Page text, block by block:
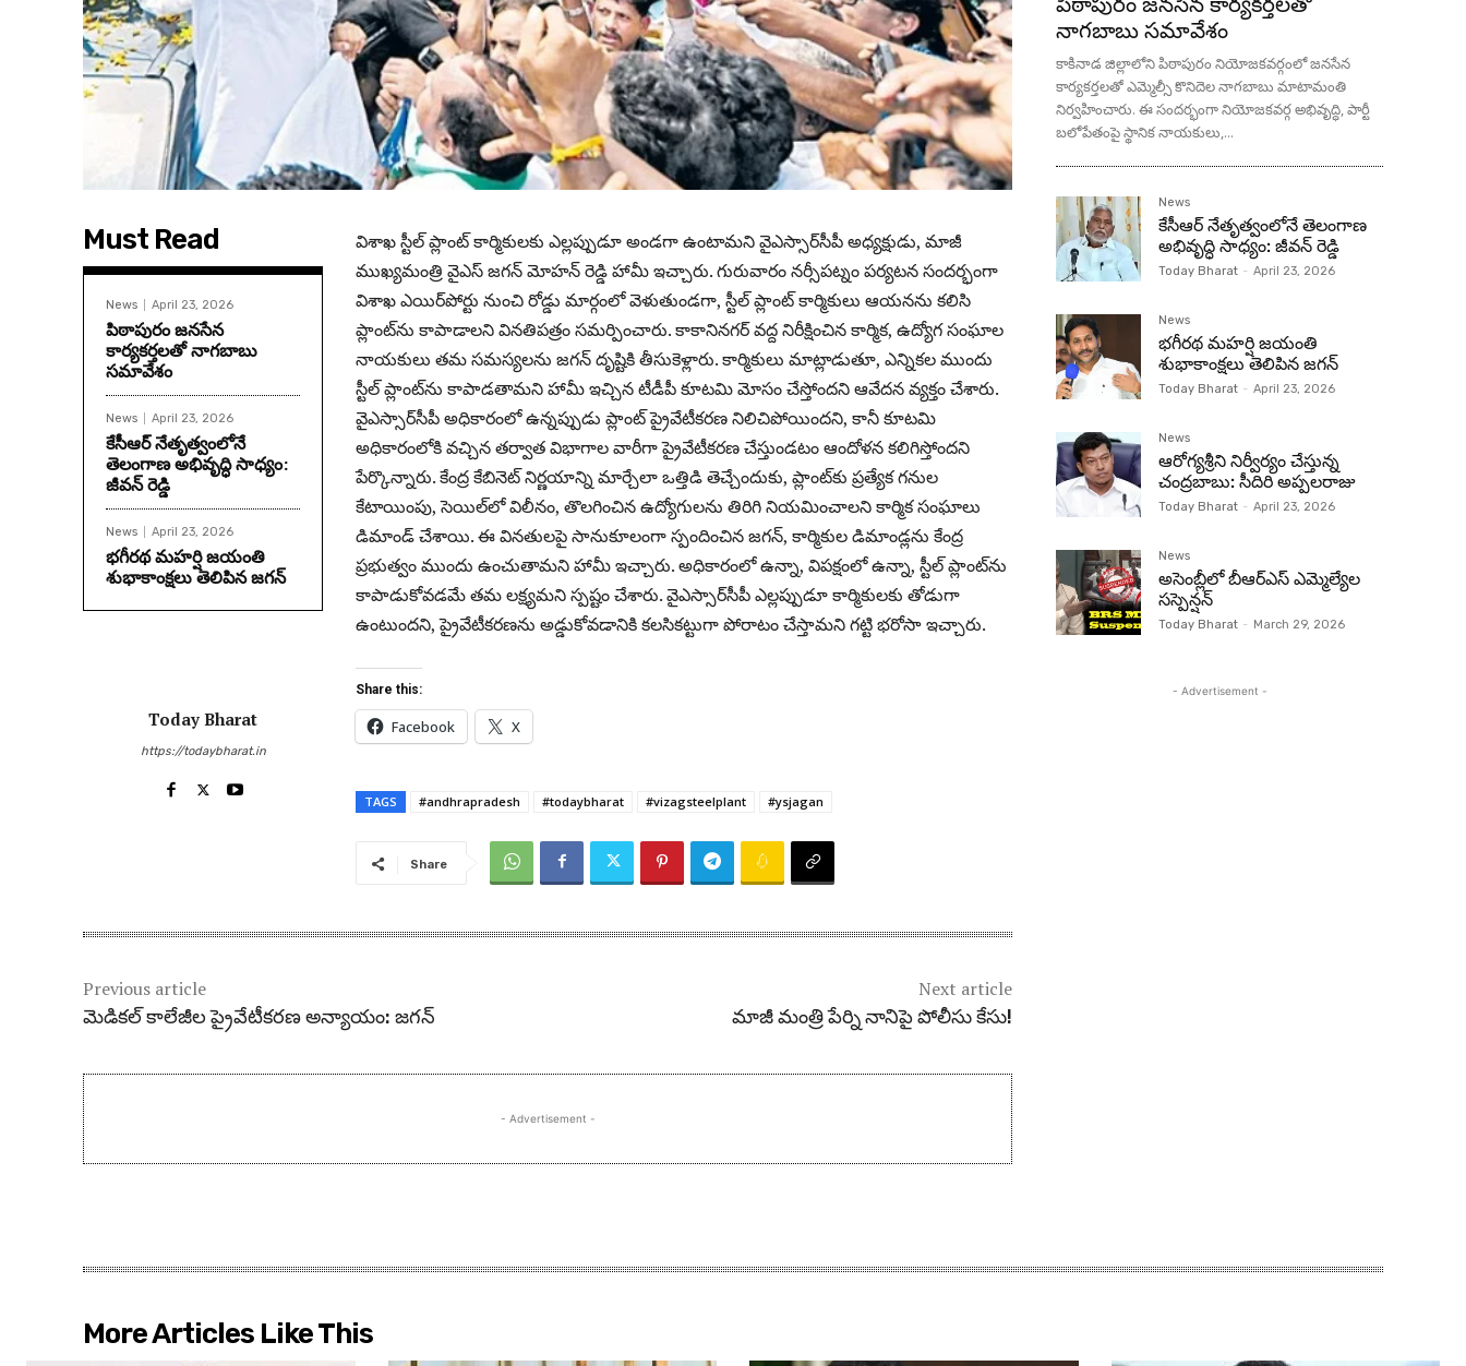
Must Read
News April 23, 2026
పిఠాపురం జనసేన
కార్యకర్తలతో నాగబాబు
సమావేశం
News April 23, 2026
కేసీఆర్ నేతృత్వంలోనే
తెలంగాణ అభివృద్ధి సాధ్యం:
జీవన్ రెడ్డి
News April 23, 2026
భగీరథ మహర్షి జయంతి
శుభాకాంక్షలు తెలిపిన జగన్‌
Today Bharat
https://todaybharat.in
విశాఖ స్టీల్ ప్లాంట్ కార్మికులకు ఎల్లప్పుడూ అండగా ఉంటామని వైఎస్సార్‌సీపీ అధ్యక్షుడు, మాజీ
ముఖ్యమంత్రి వైఎస్ జగన్ మోహన్ రెడ్డి హామీ ఇచ్చారు. గురువారం నర్సీపట్నం పర్యటన సందర్భంగా
విశాఖ ఎయిర్‌పోర్టు నుంచి రోడ్డు మార్గంలో వెళుతుండగా, స్టీల్ ప్లాంట్ కార్మికులు ఆయనను కలిసి
ప్లాంట్‌ను కాపాడాలని వినతిపత్రం సమర్పించారు. కాకానినగర్ వద్ద నిరీక్షించిన కార్మిక, ఉద్యోగ సంఘాల
నాయకులు తమ సమస్యలను జగన్ దృష్టికి తీసుకెళ్లారు. కార్మికులు మాట్లాడుతూ, ఎన్నికల ముందు
స్టీల్ ప్లాంట్‌ను కాపాడతామని హామీ ఇచ్చిన టీడీపీ కూటమి మోసం చేస్తోందని ఆవేదన వ్యక్తం చేశారు.
వైఎస్సార్‌సీపీ అధికారంలో ఉన్నప్పుడు ప్లాంట్ ప్రైవేటీకరణ నిలిచిపోయిందని, కానీ కూటమి
అధికారంలోకి వచ్చిన తర్వాత విభాగాల వారీగా ప్రైవేటీకరణ చేస్తుండటం ఆందోళన కలిగిస్తోందని
పేర్కొన్నారు. కేంద్ర కేబినెట్ నిర్ణయాన్ని మార్చేలా ఒత్తిడి తెచ్చేందుకు, ప్లాంట్‌కు ప్రత్యేక గనుల
కేటాయింపు, సెయిల్‌లో విలీనం, తొలగించిన ఉద్యోగులను తిరిగి నియమించాలని కార్మిక సంఘాలు
డిమాండ్ చేశాయి. ఈ వినతులపై సానుకూలంగా స్పందించిన జగన్, కార్మికుల డిమాండ్లను కేంద్ర
ప్రభుత్వం ముందు ఉంచుతామని హామీ ఇచ్చారు. అధికారంలో ఉన్నా, విపక్షంలో ఉన్నా, స్టీల్ ప్లాంట్‌ను
కాపాడుకోవడమే తమ లక్ష్యమని స్పష్టం చేశారు. వైఎస్సార్‌సీపీ ఎల్లప్పుడూ కార్మికులకు తోడుగా
ఉంటుందని, ప్రైవేటీకరణను అడ్డుకోవడానికి కలసికట్టుగా పోరాటం చేస్తామని గట్టి భరోసా ఇచ్చారు.
Share this:
Facebook X
TAGS #andhrapradesh #todaybharat #vizagsteelplant #ysjagan
Share
Previous article
మెడికల్ కాలేజీల ప్రైవేటీకరణ అన్యాయం: జగన్
Next article
మాజీ మంత్రి పేర్ని నానిపై పోలీసు కేసు!
- Advertisement -
నాగబాబు సమావేశం
కాకినాడ జిల్లాలోని పిఠాపురం నియోజకవర్గంలో జనసేన
కార్యకర్తలతో ఎమ్మెల్సీ కొనిదెల నాగబాబు మాటామంతి
నిర్వహించారు. ఈ సందర్భంగా నియోజకవర్గ అభివృద్ధి, పార్టీ
బలోపేతంపై స్థానిక నాయకులు,...
News
కేసీఆర్ నేతృత్వంలోనే తెలంగాణ
అభివృద్ధి సాధ్యం: జీవన్ రెడ్డి
Today Bharat - April 23, 2026
News
భగీరథ మహర్షి జయంతి
శుభాకాంక్షలు తెలిపిన జగన్‌
Today Bharat - April 23, 2026
News
ఆరోగ్యశ్రీని నిర్వీర్యం చేస్తున్న
చంద్రబాబు: సీదిరి అప్పలరాజు
Today Bharat - April 23, 2026
News
అసెంబ్లీలో బీఆర్‌ఎస్ ఎమ్మెల్యేల
సస్పెన్షన్‌
Today Bharat - March 29, 2026
- Advertisement -
More Articles Like This